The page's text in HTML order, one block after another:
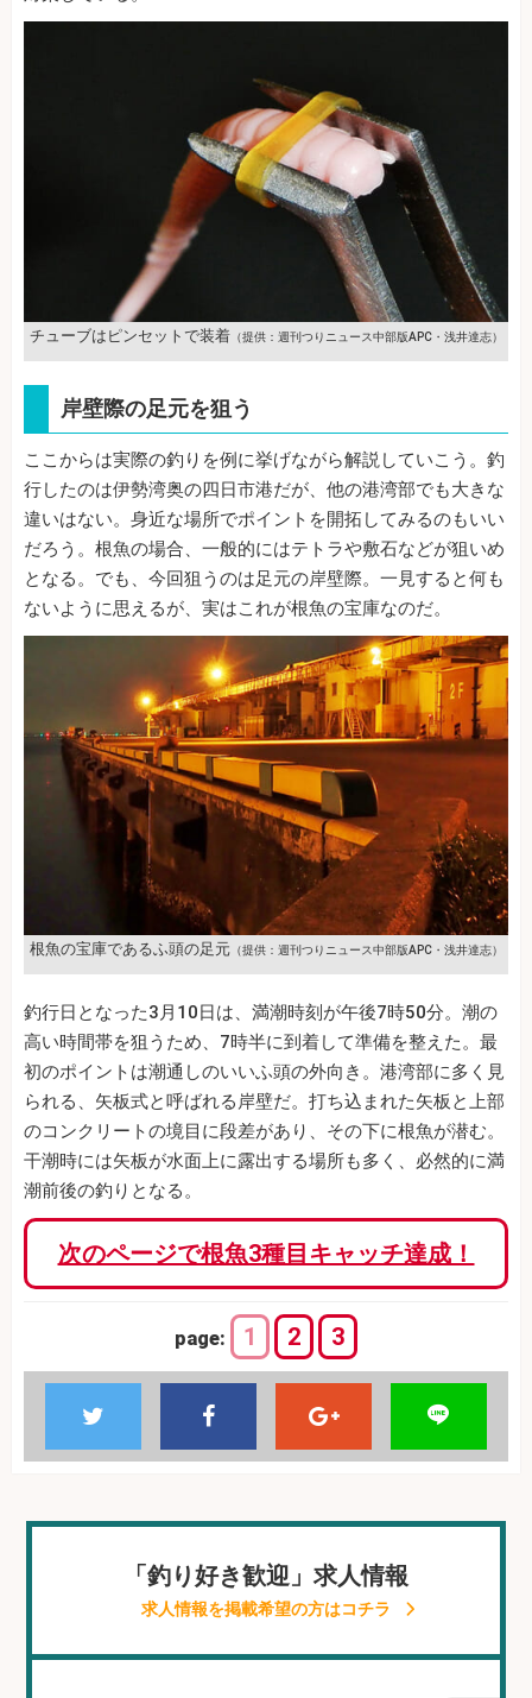
チューブはピンセットで装着（提供：週刊つりニュース中部版APC・浅井達志）
岸壁際の足元を狙う
ここからは実際の釣りを例に挙げながら解説していこう。釣
行したのは伊勢湾奥の四日市港だが、他の港湾部でも大きな
違いはない。身近な場所でポイントを開拓してみるのもいい
だろう。根魚の場合、一般的にはテトラや敷石などが狙いめ
となる。でも、今回狙うのは足元の岸壁際。一見すると何も
ないように思えるが、実はこれが根魚の宝庫なのだ。
根魚の宝庫であるふ頭の足元（提供：週刊つりニュース中部版APC・浅井達志）
釣行日となった3月10日は、満潮時刻が午後7時50分。潮の
高い時間帯を狙うため、7時半に到着して準備を整えた。最
初のポイントは潮通しのいいふ頭の外向き。港湾部に多く見
られる、矢板式と呼ばれる岸壁だ。打ち込まれた矢板と上部
のコンクリートの境目に段差があり、その下に根魚が潜む。
干潮時には矢板が水面上に露出する場所も多く、必然的に満
潮前後の釣りとなる。
次のページで根魚3種目キャッチ達成！
page: 1 2 3
「釣り好き歓迎」求人情報
求人情報を掲載希望の方はコチラ